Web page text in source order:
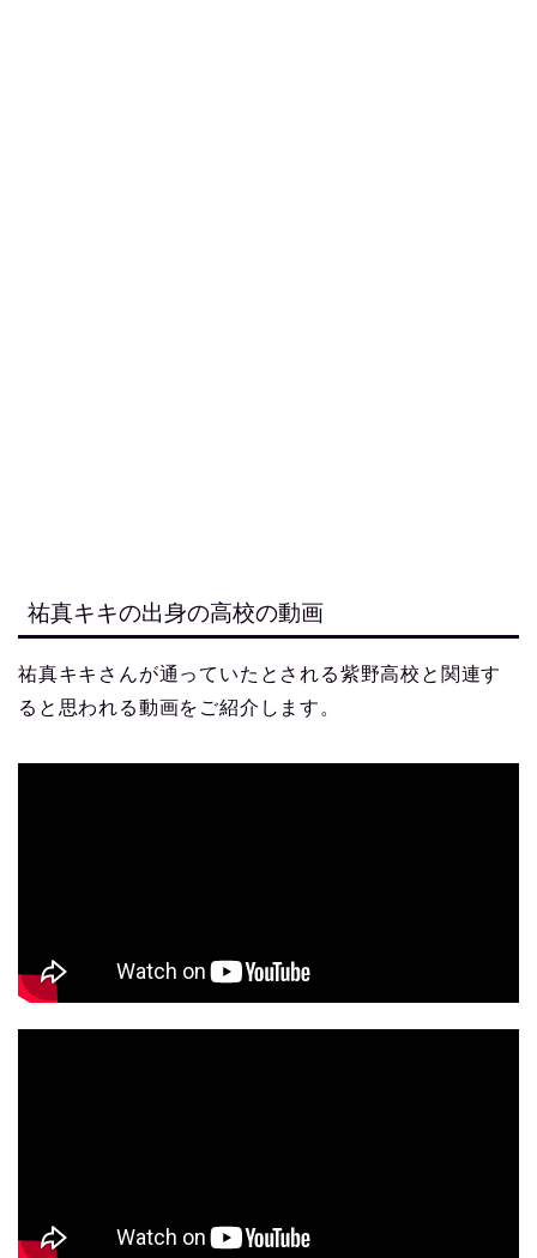
祐真キキの出身の高校の動画
祐真キキさんが通っていたとされる紫野高校と関連す
ると思われる動画をご紹介します。